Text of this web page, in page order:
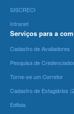
SISCRECI
Intranet
Serviços para a
Cadastro de Avaliadores
Pesquisa de
Torne-se um Corretor
Cadastro de Estagiários
Editais